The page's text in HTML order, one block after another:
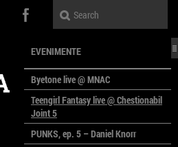
EVENIMENTE
Byetone live @ MNAC
Teengirl Fantasy live @ Chestionabil
Joint 5
PUNKS, ep. 5 – Daniel Knorr